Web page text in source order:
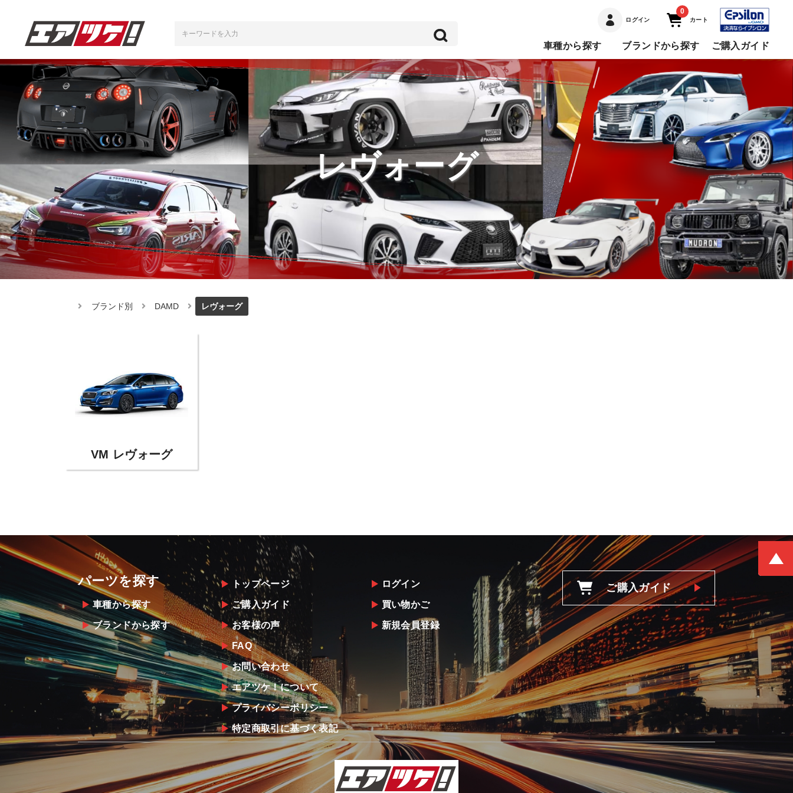
ログイン
0
カート
車種から探す ブランドから探す ご購入ガイド
レヴォーグ
ブランド別 DAMD レヴォーグ
VM レヴォーグ
パーツを探す
車種から探す
ブランドから探す
トップページ
ご購入ガイド
お客様の声
FAQ
お問い合わせ
エアツケ！について
プライバシーポリシー
特定商取引に基づく表記
ログイン
買い物かご
新規会員登録
ご購入ガイド